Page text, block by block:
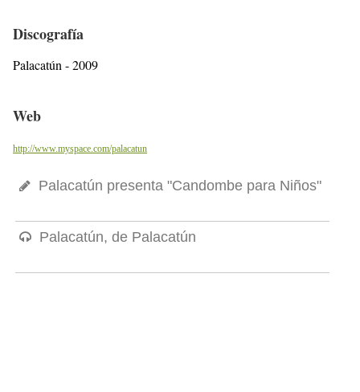
Discografía
Palacatún - 2009
Web
http://www.myspace.com/palacatun
Palacatún presenta "Candombe para Niños"
Palacatún, de Palacatún